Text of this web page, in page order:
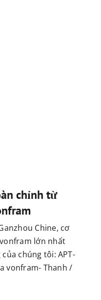
chỉnh từ
Chine, cơ
lớn nhất
chúng tôi: APT-
vonfram- Thanh /